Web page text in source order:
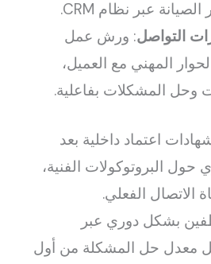
التواصل: ورش عمل
المهني مع العميل،
وحل المشكلات بفاعلية.
اعتماد داخلية بعد
حول البروتوكولات الفنية،
الاتصال الفعلي.
بشكل دوري عبر
معدل حل المشكلة من أول